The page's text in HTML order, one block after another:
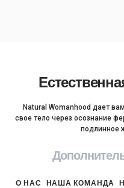
Natural Womanhood дает
свое тело через осознание
подлинное
О НАС НАША КОМАНДА